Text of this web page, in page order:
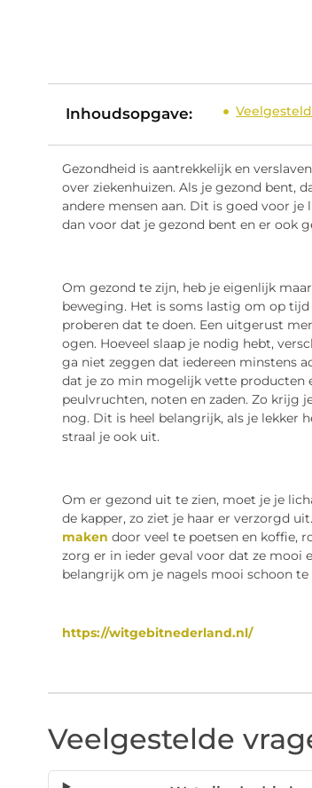
Inhoudsopgave:
Gezondheid is aantrekkelijk en
over ziekenhuizen. Als je gezond bent,
andere mensen aan. Dit is goed voor je
dan voor dat je gezond bent en er ook
Om gezond te zijn, heb je eigenlijk
beweging. Het is soms lastig om op
proberen dat te doen. Een uitgerust
ogen. Hoeveel slaap je nodig hebt,
ga niet zeggen dat iedereen minstens
dat je zo min mogelijk vette producten
peulvruchten, noten en zaden. Zo krijg
nog. Dit is heel belangrijk, als je lekker
straal je ook uit.
Om er gezond uit te zien, moet je je
de kapper, zo ziet je haar er verzorgd
maken door veel te poetsen en koffie,
zorg er in ieder geval voor dat ze mooi
belangrijk om je nagels mooi schoon te
https://witgebitnederland.nl/
Veelgestelde